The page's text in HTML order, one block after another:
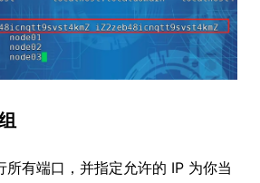
所有端口，并指定允许的 IP 为你当